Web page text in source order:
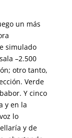
un más
simulado
–2.500
otro tanto,
Verde
Y cinco
y en la
lo
y de